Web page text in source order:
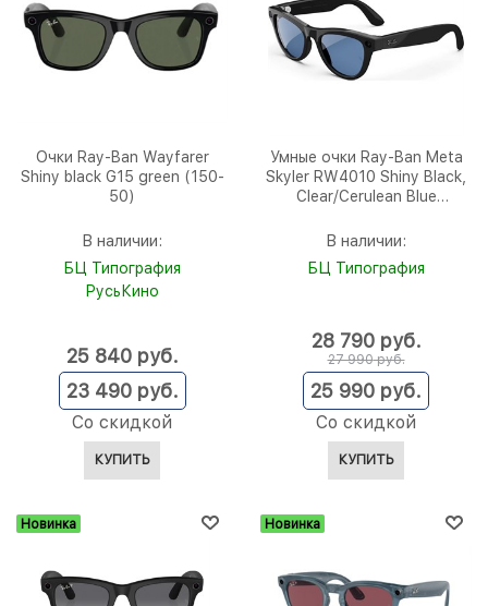
Очки Ray-Ban Wayfarer
Shiny black G15 green (150-
50)
В наличии:
БЦ Типография
РусьКино
23 490 руб.
Со скидкой
25 840 руб.
КУПИТЬ
Умные очки Ray-Ban Meta
Skyler RW4010 Shiny Black,
Clear/Cerulean Blue
В наличии:
БЦ Типография
27 990 руб.
25 990 руб.
Со скидкой
28 790 руб.
КУПИТЬ
Новинка Новинка